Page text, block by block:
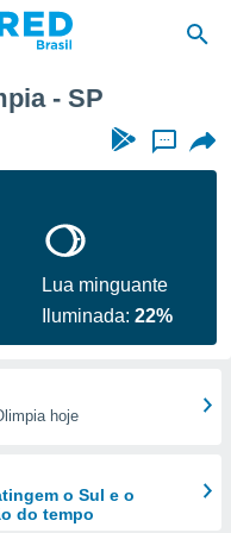
- SP
...
Lua minguante
Iluminada:22%
hoje
o Sul e o
do tempo